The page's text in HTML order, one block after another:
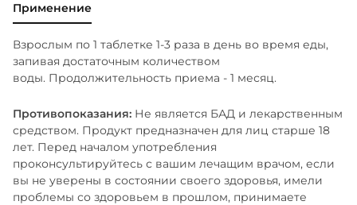
Применение
Взрослым по 1 таблетке 1-3 раза в день во время еды,
запивая достаточным количеством
воды. Продолжительность приема - 1 месяц.
Противопоказания: Не является БАД и лекарственным
средством. Продукт предназначен для лиц старше 18
лет. Перед началом употребления
проконсультируйтесь с вашим лечащим врачом, если
вы не уверены в состоянии своего здоровья, имели
проблемы со здоровьем в прошлом, принимаете